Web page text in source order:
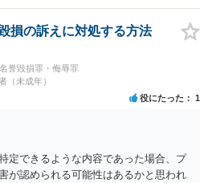
されますから，逮捕勾留される可能性
のです。 【質問４】 起訴猶予は，犯罪
，不起訴とする理由としても前提を欠
ても，不起訴の可能性はありません。
ら，「嫌疑不十分」か「嫌疑なし」で
さんの意向を示す証拠の一つとして位
より詳細についてお聞きになりたい場
談を検討ください
損の訴えに対処する方法
誉毀損罪・侮辱罪
（未成年）
役にたった 1
定できるような内容であった場合、プ
が認められる可能性はあるかと思われ